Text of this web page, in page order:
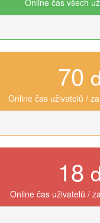
70
Online čas uživatelů /
18
Online čas uživatelů /